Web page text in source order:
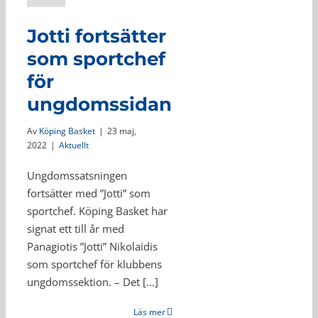
Jotti fortsätter
som sportchef
för
ungdomssidan
Av Köping Basket | 23 maj,
2022 | Aktuellt
Ungdomssatsningen
fortsätter med ”Jotti” som
sportchef. Köping Basket har
signat ett till år med
Panagiotis ”Jotti” Nikolaidis
som sportchef för klubbens
ungdomssektion. – Det [...]
Läs mer